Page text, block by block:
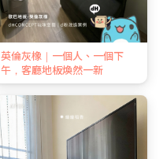
英倫灰橡｜一個人、一個下
午，客廳地板煥然一新